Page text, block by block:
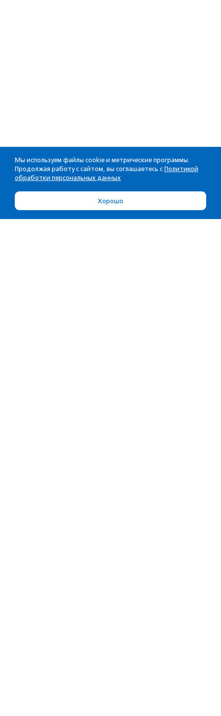
Мы используем файлы cookie и метрические программы.
Продолжая работу с сайтом, вы соглашаетесь с Политикой
обработки персональных данных
Хорошо